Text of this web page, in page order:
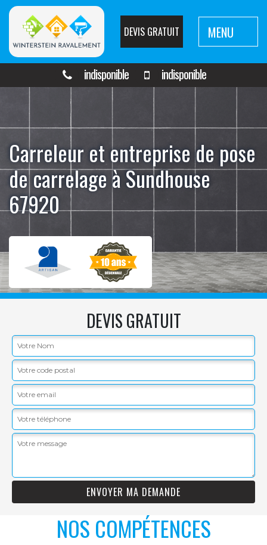
DEVIS GRATUIT MENU
indisponible indisponible
Carreleur et entreprise de pose
de carrelage à Sundhouse
67920
DEVIS GRATUIT
NOS COMPÉTENCES